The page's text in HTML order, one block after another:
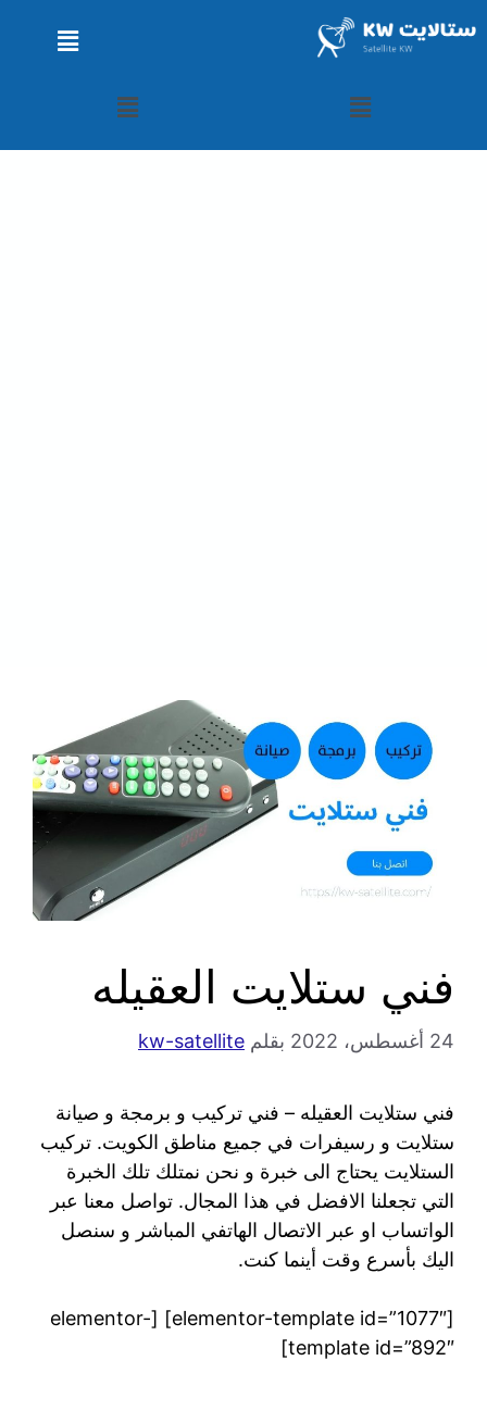
فني ستلايت العقيله
24 أغسطس، 2022 بقلم kw-satellite
فني ستلايت العقيله – فني تركيب و برمجة و صيانة
ستلايت و رسيفرات في جميع مناطق الكويت. تركيب
الستلايت يحتاج الى خبرة و نحن نمتلك تلك الخبرة
التي تجعلنا الافضل في هذا المجال. تواصل معنا عبر
الواتساب او عبر الاتصال الهاتفي المباشر و سنصل
اليك بأسرع وقت أينما كنت.
[elementor-template id=”1077″] [elementor-
template id=”892″]